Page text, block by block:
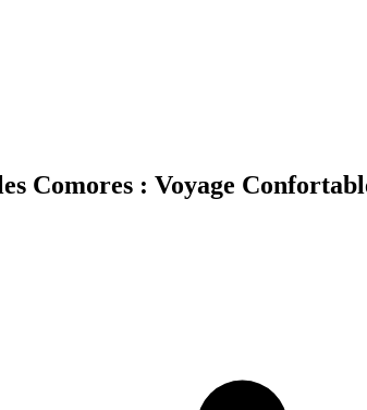
Comores : Voyage